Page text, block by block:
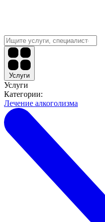
Услуги
Услуги
Категории:
Лечение алкоголизма